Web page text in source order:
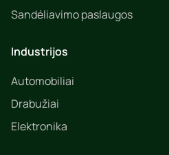
Sandėliavimo paslaugos
Industrijos
Automobiliai
Drabužiai
Elektronika